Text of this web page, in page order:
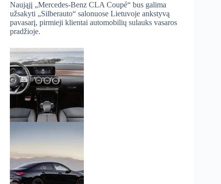
Naująjį „Mercedes-Benz CLA Coupé“ bus galima
užsakyti „Silberauto“ salonuose Lietuvoje ankstyvą
pavasarį, pirmieji klientai automobilių sulauks vasaros
pradžioje.